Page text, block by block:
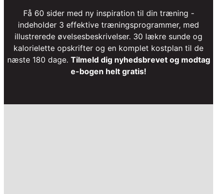
Få 60 sider med ny inspiration til din træning -
indeholder 3 effektive træningsprogrammer, med
illustrerede øvelsesbeskrivelser. 30 lækre sunde og
kalorielette opskrifter og en komplet kostplan til de
næste 180 dage. Tilmeld dig nyhedsbrevet og modtag
e-bogen helt gratis!